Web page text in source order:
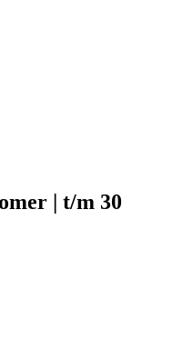
| t/m 30